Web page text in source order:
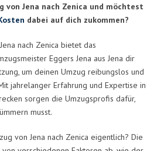
von Jena nach Zenica und möchtest
dabei auf dich zukommen?
nach Zenica bietet das
Eggers Jena aus Jena dir
um deinen Umzug reibungslos und
jahrelanger Erfahrung und Expertise in
sorgen die Umzugsprofis dafür,
musst.
von Jena nach Zenica eigentlich? Die